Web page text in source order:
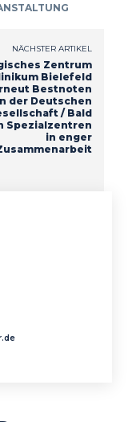
NÄCHSTER ARTIKEL
Zentrum
Bielefeld
Bestnoten
der Deutschen
/ Bald
Spezialzentren
in enger